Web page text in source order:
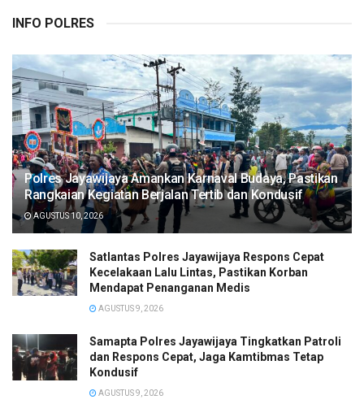
INFO POLRES
Polres Jayawijaya Amankan Karnaval Budaya, Pastikan
Rangkaian Kegiatan Berjalan Tertib dan Kondusif
AGUSTUS 10, 2026
Satlantas Polres Jayawijaya Respons Cepat
Kecelakaan Lalu Lintas, Pastikan Korban
Mendapat Penanganan Medis
AGUSTUS 9, 2026
Samapta Polres Jayawijaya Tingkatkan Patroli
dan Respons Cepat, Jaga Kamtibmas Tetap
Kondusif
AGUSTUS 9, 2026